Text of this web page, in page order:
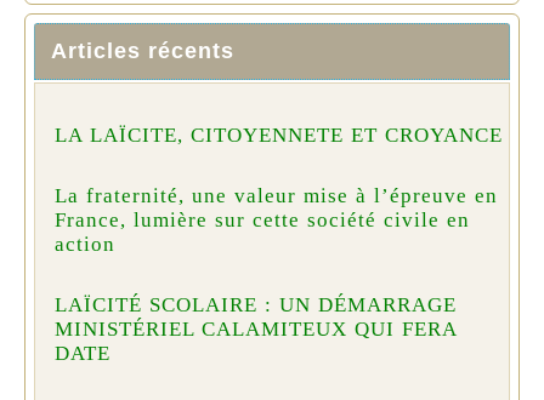
Articles récents
LA LAÏCITE, CITOYENNETE ET CROYANCE
La fraternité, une valeur mise à l’épreuve en
France, lumière sur cette société civile en
action
LAÏCITÉ SCOLAIRE : UN DÉMARRAGE
MINISTÉRIEL CALAMITEUX QUI FERA
DATE